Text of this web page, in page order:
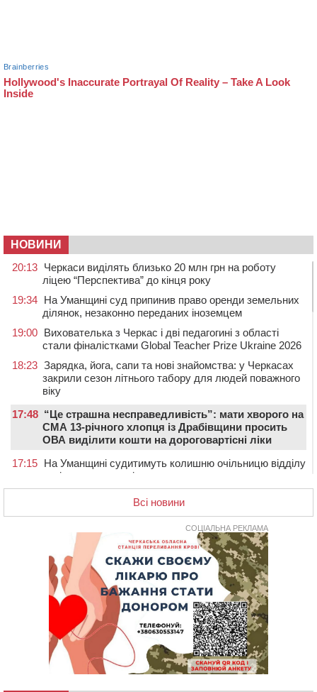
НОВИНИ
20:13 Черкаси виділять близько 20 млн грн на роботу
ліцею “Перспектива” до кінця року
19:34 На Уманщині суд припинив право оренди земельних
ділянок, незаконно переданих іноземцем
19:00 Вихователька з Черкас і дві педагогині з області
стали фіналістками Global Teacher Prize Ukraine 2026
18:23 Зарядка, йога, сапи та нові знайомства: у Черкасах
закрили сезон літнього табору для людей поважного
віку
17:48 “Це страшна несправедливість”: мати хворого на
СМА 13-річного хлопця із Драбівщини просить
ОВА виділити кошти на дороговартісні ліки
17:15 На Уманщині судитимуть колишню очільницю відділу
освіти через закупівлю електрики за завищеною
ціною
До 1 вересня у Черкасах оновлюють дорожню
розмітку біля навчальних закладів (ФОТОФАКТ)
На честь загиблого захисника і чемпіона світу в
Черкасах відкрили спортивно-реабілітаційний центр
На Звенигородщині, попри заборону міськради,
проведуть “Ше.Fest”
У Каневі аномальна спека призвела до перебоїв у
роботі електромереж та комунальних служб
Всі новини
СОЦІАЛЬНА РЕКЛАМА